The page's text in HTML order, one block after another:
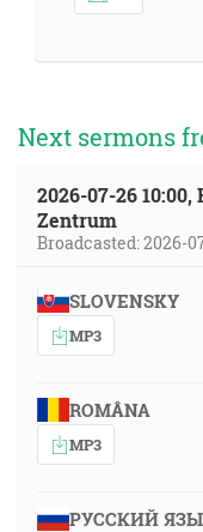
Next sermons
2026-07-26
Zentrum
Broadcasted: 2026-
SLOVENSKY
MP3
ROMÂNA
MP3
РУССКИЙ